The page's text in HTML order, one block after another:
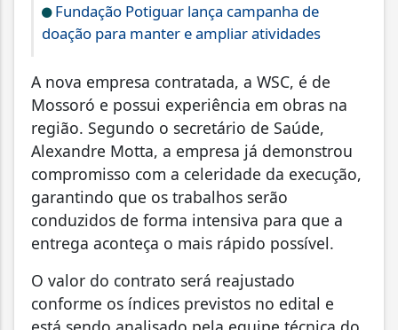
Fundação Potiguar lança campanha de
doação para manter e ampliar atividades
A nova empresa contratada, a WSC, é de
Mossoró e possui experiência em obras na
região. Segundo o secretário de Saúde,
Alexandre Motta, a empresa já demonstrou
compromisso com a celeridade da execução,
garantindo que os trabalhos serão
conduzidos de forma intensiva para que a
entrega aconteça o mais rápido possível.
O valor do contrato será reajustado
conforme os índices previstos no edital e